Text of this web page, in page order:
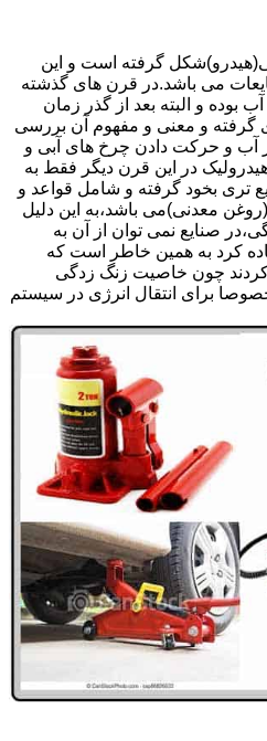
گرفته است و این
می باشد.در قرن های گذشته
بوده و البته بعد از گذر زمان
گرفته و معنی و مفهوم آن بررسی
آب و حرکت دادن چرخ های آبی و
در این قرن دیگر فقط به
تری بخود گرفته و شامل قواعد و
معدنی)می باشد،به این دلیل
صنایع نمی توان از آن به
کرد به همین خاطر است که
کردند چون خاصیت زنگ زدگی
برای انتقال انرژی در سیستم